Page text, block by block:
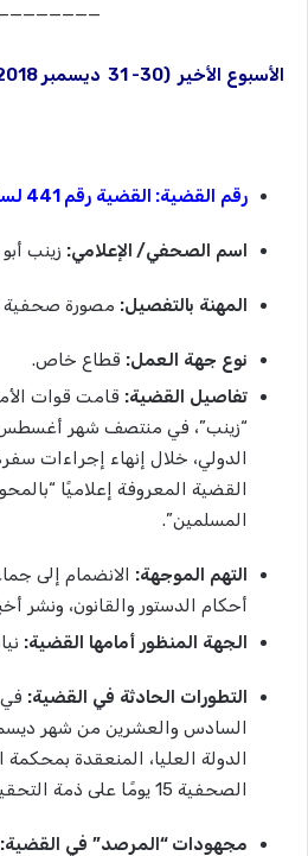
الأسبوع الأخير (30- 31 ديسمبر
رقم القضية: القضية رقم
اسم الصحفي/ الإعلامي: زينب
المهنة بالتفصيل: مصورة صحفية
نوع جهة العمل: قطاع خاص.
تفاصيل القضية: قامت قوات
“زينب”، في منتصف شهر أغسطس
الدولي، خلال إنهاء إجراءات
القضية المعروفة إعلاميًا
المسلمين”.
التهم الموجهة: الانضمام إلى
أحكام الدستور والقانون، ونشر
الجهة المنظور أمامها القضية:
التطورات الحادثة في القضية: في
الدولة العليا، المنعقدة
الصحفية 15 يومًا على ذمة التحقيقات.
مجهودات “المرصد” في القضية: